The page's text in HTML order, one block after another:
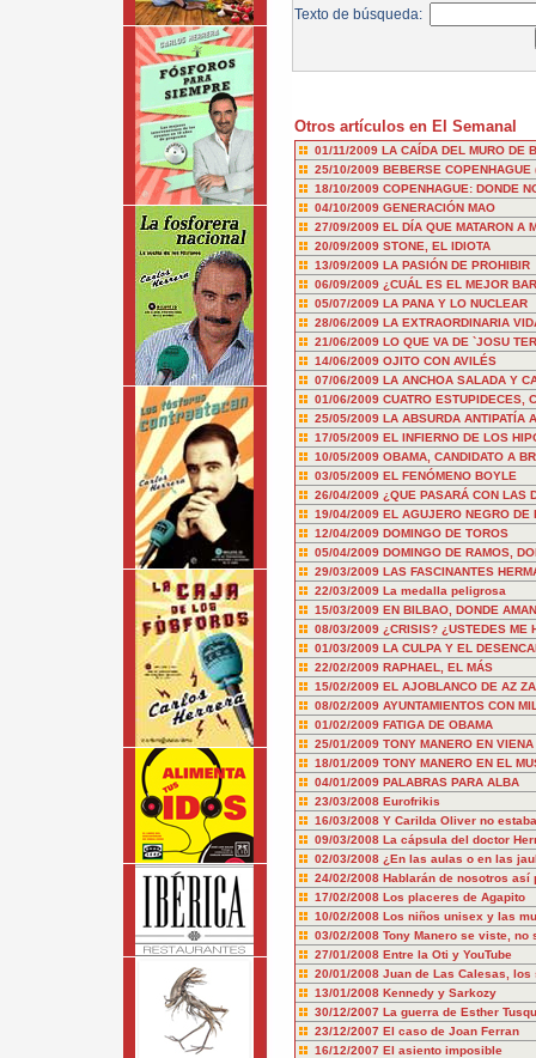
Texto de búsqueda:
Otros artículos en El Semanal
01/11/2009 LA CAÍDA DEL MURO DE
25/10/2009 BEBERSE COPENHAGUE
18/10/2009 COPENHAGUE: DONDE
04/10/2009 GENERACIÓN MAO
27/09/2009 EL DÍA QUE MATARON A
20/09/2009 STONE, EL IDIOTA
13/09/2009 LA PASIÓN DE PROHIBIR
06/09/2009 ¿CUÁL ES EL MEJOR
05/07/2009 LA PANA Y LO NUCLEAR
28/06/2009 LA EXTRAORDINARIA
21/06/2009 LO QUE VA DE `JOSU
14/06/2009 OJITO CON AVILÉS
07/06/2009 LA ANCHOA SALADA Y
01/06/2009 CUATRO ESTUPIDECES,
25/05/2009 LA ABSURDA ANTIPATÍA
17/05/2009 EL INFIERNO DE LOS
10/05/2009 OBAMA, CANDIDATO A
03/05/2009 EL FENÓMENO BOYLE
26/04/2009 ¿QUE PASARÁ CON LAS
19/04/2009 EL AGUJERO NEGRO DE
12/04/2009 DOMINGO DE TOROS
05/04/2009 DOMINGO DE RAMOS,
29/03/2009 LAS FASCINANTES
22/03/2009 La medalla peligrosa
15/03/2009 EN BILBAO, DONDE
08/03/2009 ¿CRISIS? ¿USTEDES ME
01/03/2009 LA CULPA Y EL
22/02/2009 RAPHAEL, EL MÁS
15/02/2009 EL AJOBLANCO DE AZ
08/02/2009 AYUNTAMIENTOS CON
01/02/2009 FATIGA DE OBAMA
25/01/2009 TONY MANERO EN VIENA
18/01/2009 TONY MANERO EN EL
04/01/2009 PALABRAS PARA ALBA
23/03/2008 Eurofrikis
16/03/2008 Y Carilda Oliver no
09/03/2008 La cápsula del doctor
02/03/2008 ¿En las aulas o en las
24/02/2008 Hablarán de nosotros así
17/02/2008 Los placeres de Agapito
10/02/2008 Los niños unisex y las
03/02/2008 Tony Manero se viste, no
27/01/2008 Entre la Oti y YouTube
20/01/2008 Juan de Las Calesas,
13/01/2008 Kennedy y Sarkozy
30/12/2007 La guerra de Esther
23/12/2007 El caso de Joan Ferran
16/12/2007 El asiento imposible